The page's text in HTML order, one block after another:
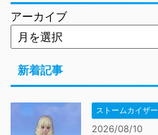
アーカイブ
新着記事
ストームカイザー
2026/08/10